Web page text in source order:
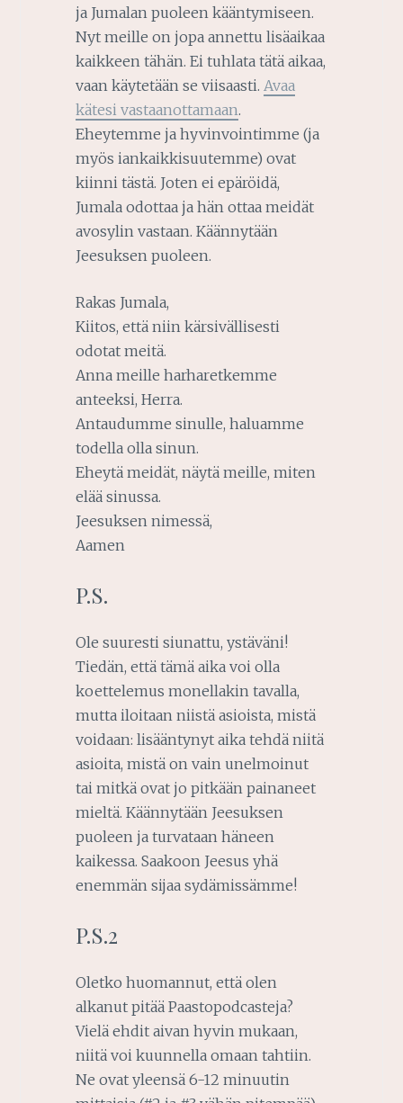
ja Jumalan puoleen kääntymiseen.
Nyt meille on jopa annettu lisäaikaa
kaikkeen tähän. Ei tuhlata tätä aikaa,
vaan käytetään se viisaasti. Avaa
kätesi vastaanottamaan.
Eheytemme ja hyvinvointimme (ja
myös iankaikkisuutemme) ovat
kiinni tästä. Joten ei epäröidä,
Jumala odottaa ja hän ottaa meidät
avosylin vastaan. Käännytään
Jeesuksen puoleen.
Rakas Jumala,
Kiitos, että niin kärsivällisesti
odotat meitä.
Anna meille harharetkemme
anteeksi, Herra.
Antaudumme sinulle, haluamme
todella olla sinun.
Eheytä meidät, näytä meille, miten
elää sinussa.
Jeesuksen nimessä,
Aamen
P.S.
Ole suuresti siunattu, ystäväni!
Tiedän, että tämä aika voi olla
koettelemus monellakin tavalla,
mutta iloitaan niistä asioista, mistä
voidaan: lisääntynyt aika tehdä niitä
asioita, mistä on vain unelmoinut
tai mitkä ovat jo pitkään painaneet
mieltä. Käännytään Jeesuksen
puoleen ja turvataan häneen
kaikessa. Saakoon Jeesus yhä
enemmän sijaa sydämissämme!
P.S.2
Oletko huomannut, että olen
alkanut pitää Paastopodcasteja?
Vielä ehdit aivan hyvin mukaan,
niitä voi kuunnella omaan tahtiin.
Ne ovat yleensä 6-12 minuutin